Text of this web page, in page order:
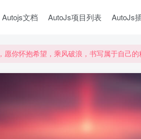
Autojs文档 AutoJs项目列表 AutoJs
愿你怀抱希望，乘风破浪，书写属于自己
你怀抱希望，乘风破浪，书写属于自己